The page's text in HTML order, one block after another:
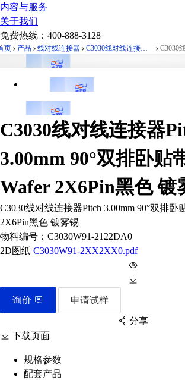
内容与服务
关于我们
免费热线： 400-888-3128
页 产品 线对线连接器 C3030线对线连接器Pitch 3.00mm 90°双排卧贴带鱼叉 Wafer
C3030线对线连接器
3.00mm 90°双排卧贴
Wafer 2X6Pin黑色 镀
C3030线对线连接器Pitch 3.00mm 90°双排卧
2X6Pin黑色 镀雾锡
物料编号： C3030W91-2122DA0
2D图纸 C3030W91-2XX2XX0.pdf
询价 申请试样
分享
下载页面
规格参数
配套产品